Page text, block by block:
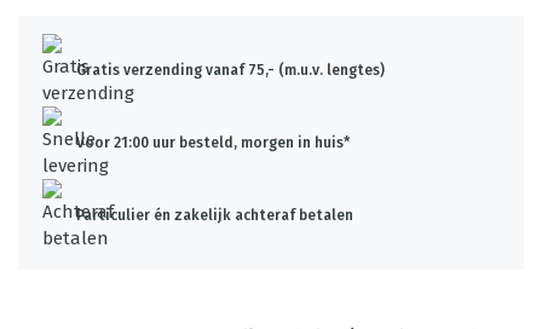
Gratis verzending vanaf 75,- (m.u.v. lengtes)
Voor 21:00 uur besteld, morgen in huis*
Particulier én zakelijk achteraf betalen